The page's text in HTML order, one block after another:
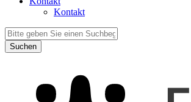
Kontakt
Suchen